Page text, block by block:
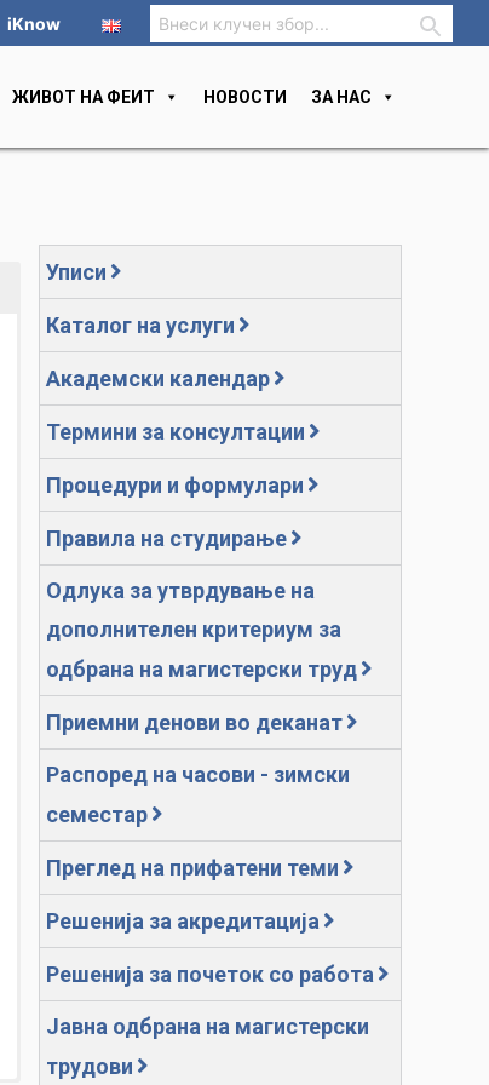
iKnow
ЖИВОТ НА ФЕИТ НОВОСТИ ЗА НАС
Уписи
Каталог на услуги
Академски календар
Термини за консултации
Процедури и формулари
Правила на студирање
Одлука за утврдување на
дополнителен критериум за
одбрана на магистерски труд
Приемни денови во деканат
Распоред на часови - зимски
семестар
Преглед на прифатени теми
Решенија за акредитација
Решенија за почеток со работа
Јавна одбрана на магистерски
трудови